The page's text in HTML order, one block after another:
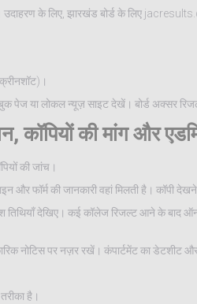
उदाहरण के लिए, झारखंड बोर्ड के लिए
पेज या लोकल न्यूज़ साइट देखें। बोर्ड अक्सर
कॉपियों की मांग और
की जांच।
और फॉर्म की जानकारी वहां मिलती है। कॉपी
देखिए। कई कॉलेज रिजल्ट आने के बाद
नोटिस पर नज़र रखें। कंपार्टमेंट का डेटशीट
है।